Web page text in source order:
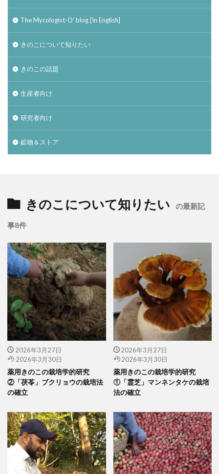
The Mycologist-O' blog [In English]
きのこについて知りたい
きのこの話題
生産者向け
研究者向け
鉱物＆ストア
きのこについて知りたい の最新記
事8件
2026年3月27日
2026年3月30日
薬用きのこの栽培学的研究
②「茯苓」ブクリョウの栽培法
の確立
2026年3月27日
2026年3月30日
薬用きのこの栽培学的研究
①「霊芝」マンネンタケの栽培
法の確立